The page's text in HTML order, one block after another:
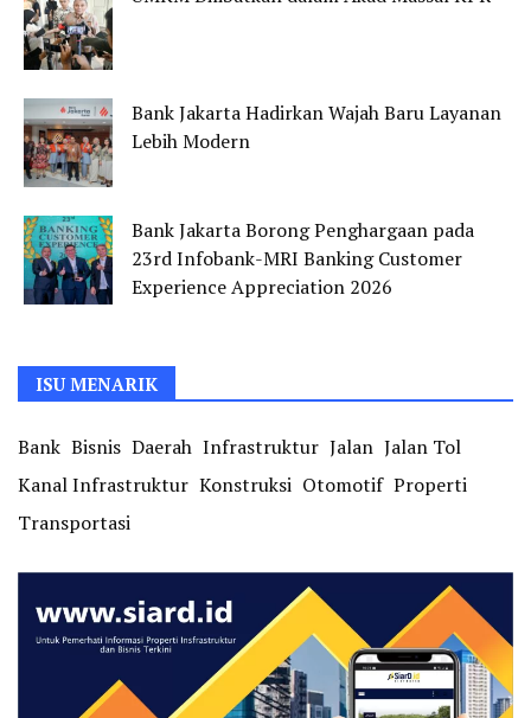
Bank Jakarta Hadirkan Wajah Baru Layanan
Lebih Modern
Bank Jakarta Borong Penghargaan pada
23rd Infobank-MRI Banking Customer
Experience Appreciation 2026
ISU MENARIK
Bank Bisnis Daerah Infrastruktur Jalan Jalan Tol
Kanal Infrastruktur Konstruksi Otomotif Properti
Transportasi